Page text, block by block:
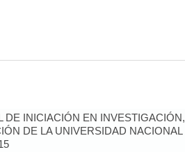
DE INICIACIÓN EN INVESTIGACIÓN,
DE LA UNIVERSIDAD NACIONAL